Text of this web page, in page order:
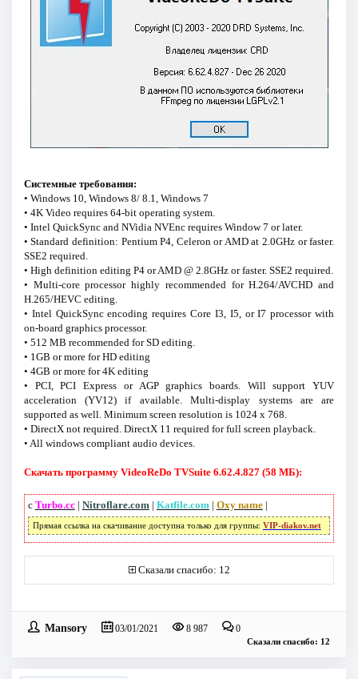
Системные требования:
• Windows 10, Windows 8/ 8.1, Windows 7
• 4K Video requires 64-bit operating system.
• Intel QuickSync and NVidia NVEnc requires Window 7 or later.
• Standard definition: Pentium P4, Celeron or AMD at 2.0GHz or faster.
SSE2 required.
• High definition editing P4 or AMD @ 2.8GHz or faster. SSE2 required.
• Multi-core processor highly recommended for H.264/AVCHD and
H.265/HEVC editing.
• Intel QuickSync encoding requires Core I3, I5, or I7 processor with
on-board graphics processor.
• 512 MB recommended for SD editing.
• 1GB or more for HD editing
• 4GB or more for 4K editing
• PCI, PCI Express or AGP graphics boards. Will support YUV
acceleration (YV12) if available. Multi-display systems are are
supported as well. Minimum screen resolution is 1024 x 768.
• DirectX not required. DirectX 11 required for full screen playback.
• All windows compliant audio devices.
Скачать программу VideoReDo TVSuite 6.62.4.827 (58 МБ):
с Turbo.cc| Nitroflare.com| Katfile.com| Oxy name|
Прямая ссылка на скачивание доступна только для группы: VIP-diakov.net
Сказали спасибо: 12
Mansory 03/01/2021 8 987 0
Сказали спасибо: 12